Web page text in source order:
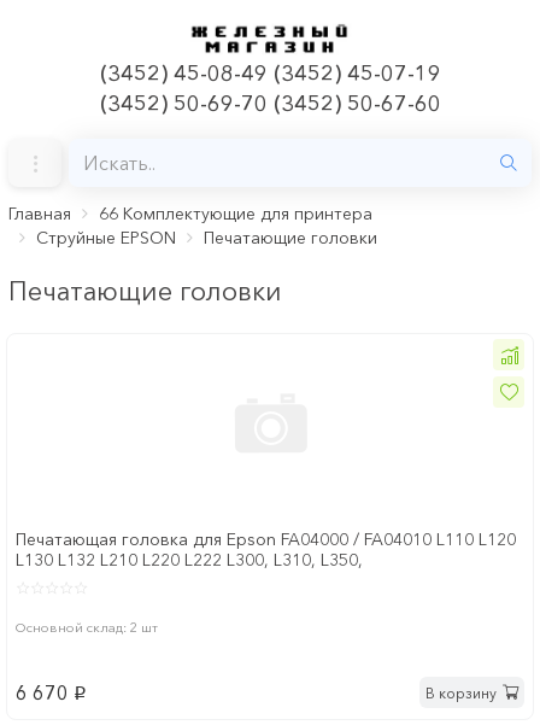
(3452) 45-08-49 (3452) 45-07-19
(3452) 50-69-70 (3452) 50-67-60
Главная
66 Комплектующие для принтера
Струйные EPSON
Печатающие головки
Печатающие головки
Печатающая головка для Epson FA04000 / FA04010 L110 L120
L130 L132 L210 L220 L222 L300, L310, L350,
Основной склад: 2 шт
6 670 p В корзину